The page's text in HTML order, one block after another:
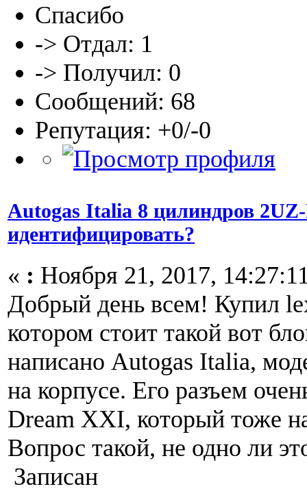
Спасибо
-> Отдал: 1
-> Получил: 0
Сообщений: 68
Репутация: +0/-0
Autogas Italia 8 цилиндров
идентифицировать?
« : Ноября 21, 2017,
Добрый день всем! Купил
котором стоит такой вот
написано Autogas Italia,
на корпусе. Его разъем
Dream XXI, который тоже
Вопрос такой, не одно ли
Записан